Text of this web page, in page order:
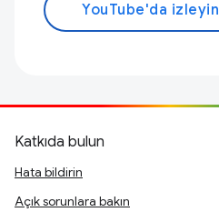
YouTube'da izleyin
Katkıda bulun
Hata bildirin
Açık sorunlara bakın